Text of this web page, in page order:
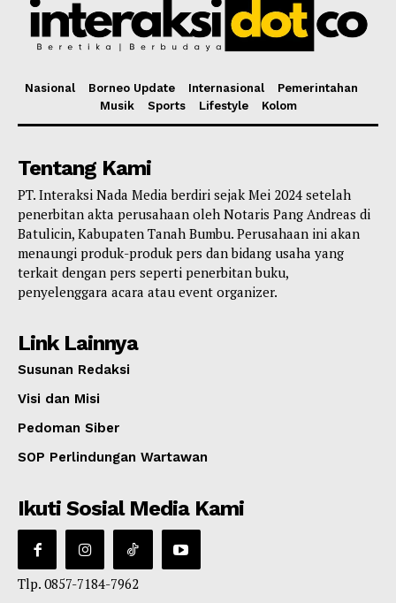
Nasional Borneo Update Internasional
Pemerintahan
Musik
Sports Lifestyle Kolom
Tentang Kami
PT. Interaksi Nada Media berdiri sejak Mei 2024 setelah
penerbitan akta perusahaan oleh Notaris Pang Andreas di
Batulicin, Kabupaten Tanah Bumbu. Perusahaan ini akan
menaungi produk-produk pers dan bidang usaha yang
terkait dengan pers seperti penerbitan buku,
penyelenggara acara atau event organizer.
Link Lainnya
Susunan Redaksi
Visi dan Misi
Pedoman Siber
SOP Perlindungan Wartawan
Ikuti Sosial Media Kami
Tlp. 0857-7184-7962